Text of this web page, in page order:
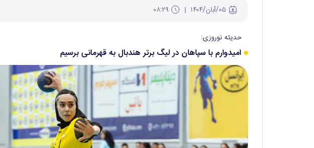
حدیثه نوروزی:
امیدوارم با سپاهان در لیگ برتر هندبال به قهرمانی برسیم